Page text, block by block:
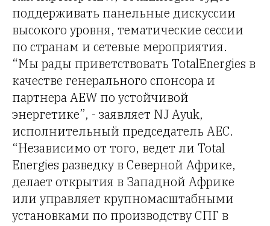
поддерживать панельные дискуссии
высокого уровня, тематические сессии
по странам и сетевые мероприятия.
“Мы рады приветствовать TotalEnergies в
качестве генерального спонсора и
партнера AEW по устойчивой
энергетике”, - заявляет NJ Ayuk,
исполнительный председатель AEC.
“Независимо от того, ведет ли Total
Energies разведку в Северной Африке,
делает открытия в Западной Африке
или управляет крупномасштабными
установками по производству СПГ в